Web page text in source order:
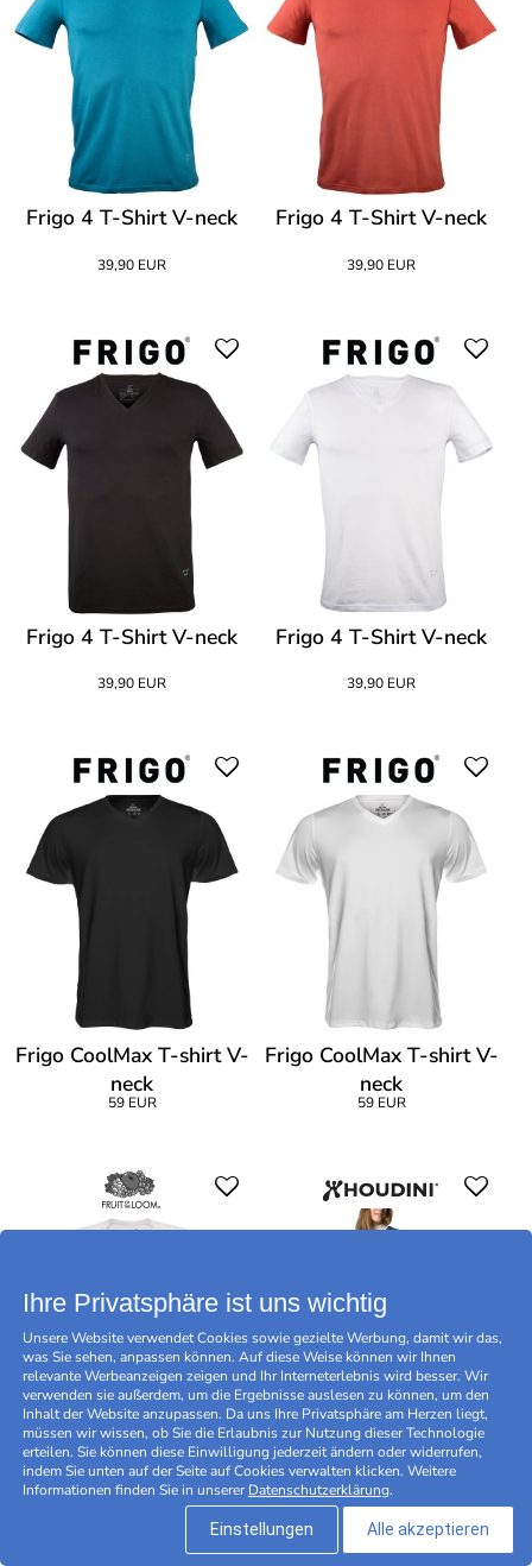
Frigo 4 T-Shirt V-neck
39,90 EUR
Frigo 4 T-Shirt V-neck
39,90 EUR
Frigo 4 T-Shirt V-neck
39,90 EUR
Frigo 4 T-Shirt V-neck
39,90 EUR
Frigo CoolMax T-shirt V-
neck
59 EUR
Frigo CoolMax T-shirt V-
neck
59 EUR
Fruit of the Loom Lady-
Fit Performance T
Houdini Women Activist
Tee
89,95 EUR
Ihre Privatsphäre ist uns wichtig
Unsere Website verwendet Cookies sowie gezielte Werbung, damit wir das,
was Sie sehen, anpassen können. Auf diese Weise können wir Ihnen
relevante Werbeanzeigen zeigen und Ihr Interneterlebnis wird besser. Wir
verwenden sie außerdem, um die Ergebnisse auslesen zu können, um den
Inhalt der Website anzupassen. Da uns Ihre Privatsphäre am Herzen liegt,
müssen wir wissen, ob Sie die Erlaubnis zur Nutzung dieser Technologie
erteilen. Sie können diese Einwilligung jederzeit ändern oder widerrufen,
indem Sie unten auf der Seite auf Cookies verwalten klicken. Weitere
Informationen finden Sie in unsererDatenschutzerklärung.
Einstellungen Alle akzeptieren